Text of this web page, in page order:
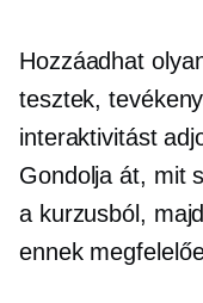
Hozzáadhat
tesztek,
interaktivitást
Gondolja át, mit
a kurzusból,
ennek